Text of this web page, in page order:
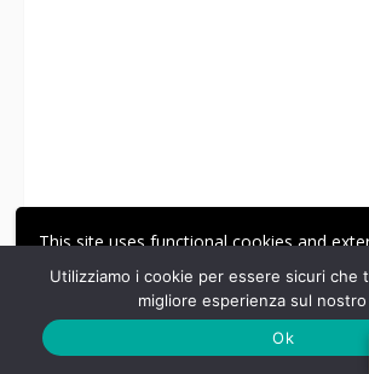
This site uses functional cookies and
improve your experience.
LE MIE IMPOSTAZIONI
Clicca sopra per l'archivio
Utilizziamo i cookie per essere sicuri che
migliore esperienza sul
Ok